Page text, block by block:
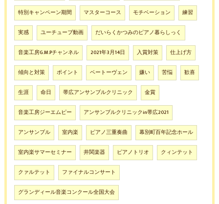
特別キャンペーン期間 マスターコース モチベーション 練習
実感 ユーチューブ動画 だいらくかつみのピアノ暮らしっく
音楽工房G.M.Pチャンネル 2021年3月14日 入賞対策 仕上げ方
傾向と対策 ポイント ベートーヴェン 嫌い 苦悩 歓喜
生涯 命日 帯広アンサンブルクリニック 金賞
音楽工房ジーエムピー アンサンブルクリニックin帯広2021
アンサンブル 室内楽 ピアノ三重奏曲 幕別町百年記念ホール
室内楽サマーセミナー 井関楽器 ピアノトリオ クィンテット
クァルテット ファイナルコンサート
グランディール音楽コンクール全国大会